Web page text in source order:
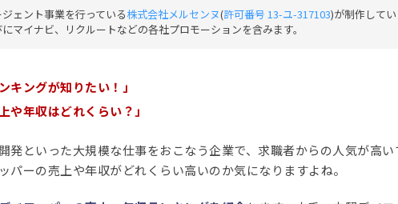
ェント事業を行っている株式会社メルセンヌ(許可番号 13-ユ-317103)が制作してい
マイナビ、リクルートなどの各社プロモーションを含みます。
キングが知りたい！」
や年収はどれくらい？」
発といった大規模な仕事をおこなう企業で、求職者からの人気が高い
パーの売上や年収がどれくらい高いのか気になりますよね。